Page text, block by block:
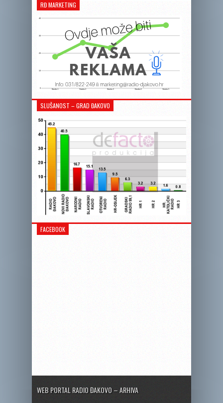
RĐ MARKETING
SLUŠANOST – GRAD ĐAKOVO
FACEBOOK
WEB PORTAL RADIO ĐAKOVO – ARHIVA